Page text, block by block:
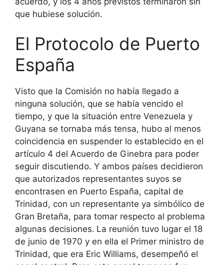
que hubiese solución.
El Protocolo de Puerto
España
Visto que la Comisión no había llegado a
ninguna solución, que se había vencido el
tiempo, y que la situación entre Venezuela y
Guyana se tornaba más tensa, hubo al menos
coincidencia en suspender lo establecido en el
artículo 4 del Acuerdo de Ginebra para poder
seguir discutiendo. Y ambos países decidieron
que autorizados representantes suyos se
encontrasen en Puerto España, capital de
Trinidad, con un representante ya simbólico de
Gran Bretaña, para tomar respecto al problema
algunas decisiones. La reunión tuvo lugar el 18
de junio de 1970 y en ella el Primer ministro de
Trinidad, que era Eric Williams, desempeñó el